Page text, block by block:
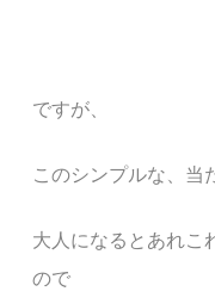
ですが、
このシンプルな、当
大人になるとあれこ
ので